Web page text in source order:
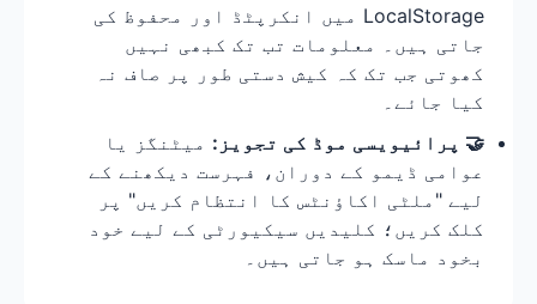
LocalStorage میں انکرپٹڈ اور محفوظ کی
جاتی ہیں۔ معلومات تب تک کبھی نہیں
کھوتی جب تک کہ کیش دستی طور پر صاف نہ
کیا جائے۔
🤝 پرائیویسی موڈ کی تجویز: میٹنگز یا
عوامی ڈیمو کے دوران، فہرست دیکھنے کے
لیے "ملٹی اکاؤنٹس کا انتظام کریں" پر
کلک کریں؛ کلیدیں سیکیورٹی کے لیے خود
بخود ماسک ہو جاتی ہیں۔